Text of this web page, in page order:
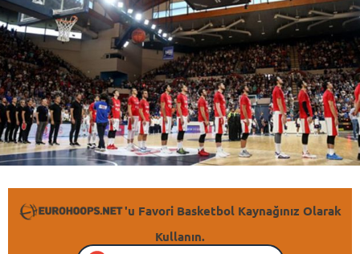
'u Favori Basketbol Kaynağınız Olarak
Kullanın.